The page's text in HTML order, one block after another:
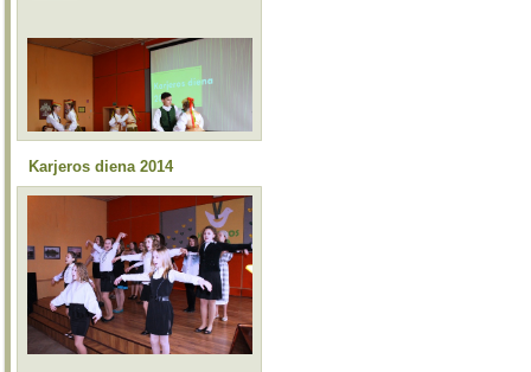
Karjeros diena 2014